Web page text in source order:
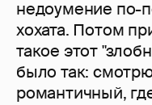
недоумение по-
хохата. Потом
такое этот
было так:
романтичный,